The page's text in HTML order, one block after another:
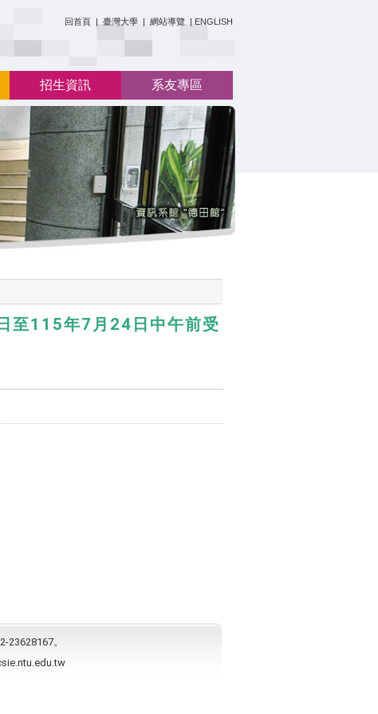
回首頁 | 臺灣大學 | 網站導覽 | ENGLISH
招生資訊 系友專區
至115年7月24日中午前受
23628167。